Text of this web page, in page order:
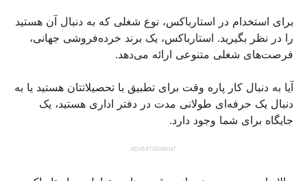
برای استخدام در استارباکس، نوع شغلی که به دنبال آن هستید
را در نظر بگیرید. استارباکس، یک برند خرده‌فروشی جهانی،
فرصت‌های شغلی متنوعی ارائه می‌دهد.
آیا به دنبال کار پاره وقت برای تطبیق با تحصیلاتتان هستید یا به
دنبال یک حرفه‌ای طولانی مدت در دفتر اداری هستید، یک
جایگاه برای شما وجود دارد.
ADVERTISEMENT